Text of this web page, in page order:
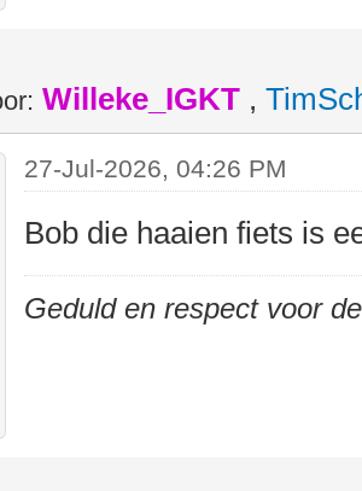
Willeke_IGKT ,
27-Jul-2026, 04:26 PM
Bob die haaien fiets is
Geduld en respect voor